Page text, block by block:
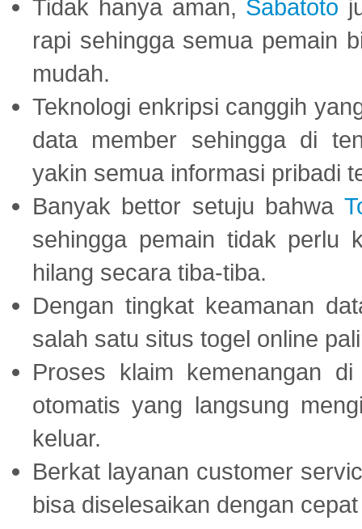
Tidak hanya aman, Sabatoto
rapi sehingga semua pemain
mudah.
Teknologi enkripsi canggih
data member sehingga di
yakin semua informasi pribadi
Banyak bettor setuju bahwa
sehingga pemain tidak perlu
hilang secara tiba-tiba.
Dengan tingkat keamanan
salah satu situs togel online
Proses klaim kemenangan
otomatis yang langsung
keluar.
Berkat layanan customer
bisa diselesaikan dengan